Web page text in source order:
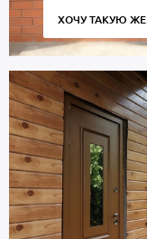
ХОЧУ ТАКУЮ ЖЕ